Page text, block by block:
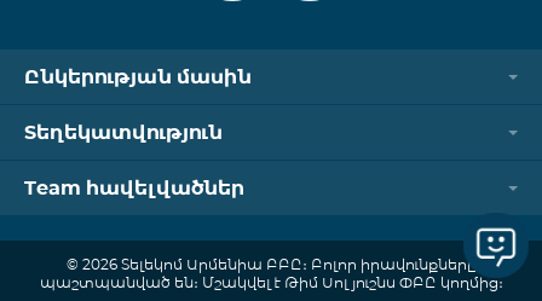
Ընկերության մասին
Տեղեկատվություն
Team հավելվածներ
© 2026 Տելեկոմ Արմենիա ԲԲԸ։ Բոլոր իրավունքները
պաշտպանված են։ Մշակվել է Թիմ Սոլյուշնս ՓԲԸ կողմից։